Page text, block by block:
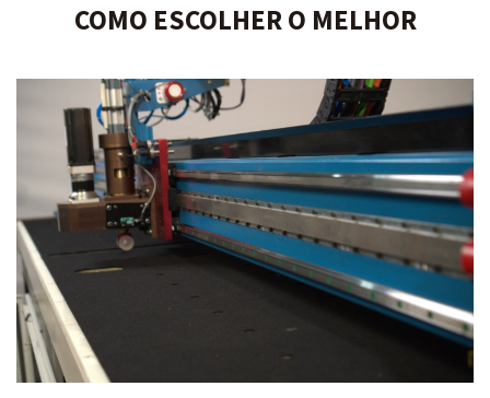
COMO ESCOLHER O MELHOR